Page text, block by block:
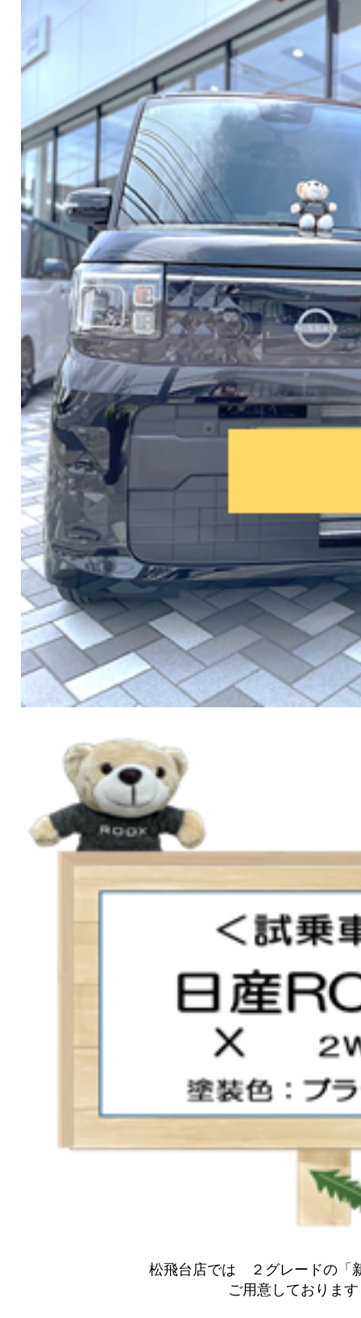
松飛台店では ２グレードの「
ご用意しておりま